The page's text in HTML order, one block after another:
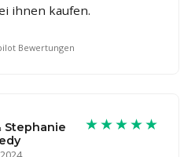
ihnen kaufen.
Bewertungen
Stephanie
★★★★★